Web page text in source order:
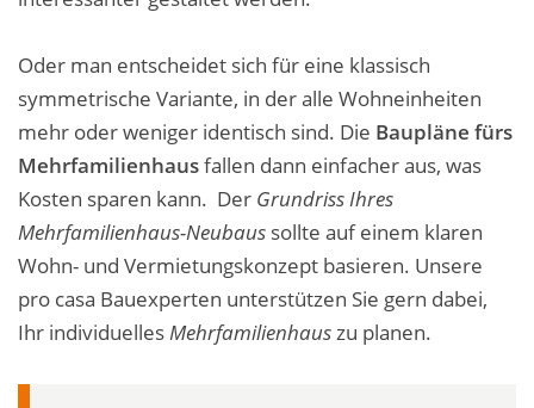
Oder man entscheidet sich für eine klassisch
symmetrische Variante, in der alle Wohneinheiten
mehr oder weniger identisch sind. Die Baupläne fürs
Mehrfamilienhausfallen dann einfacher aus, was
Kosten sparen kann. Der Grundriss Ihres
Mehrfamilienhaus-Neubaus sollte auf einem klaren
Wohn- und Vermietungskonzept basieren. Unsere
pro casa Bauexperten unterstützen Sie gern dabei,
Ihr individuellesMehrfamilienhauszu planen.